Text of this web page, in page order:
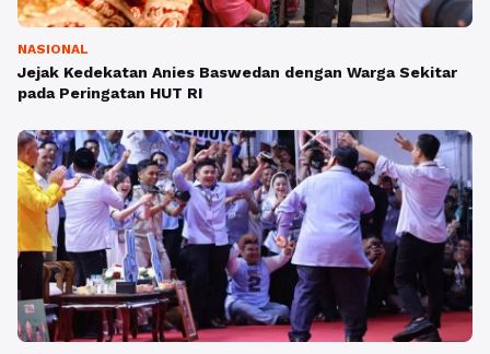
NASIONAL
Jejak Kedekatan Anies Baswedan dengan Warga Sekitar
pada Peringatan HUT RI